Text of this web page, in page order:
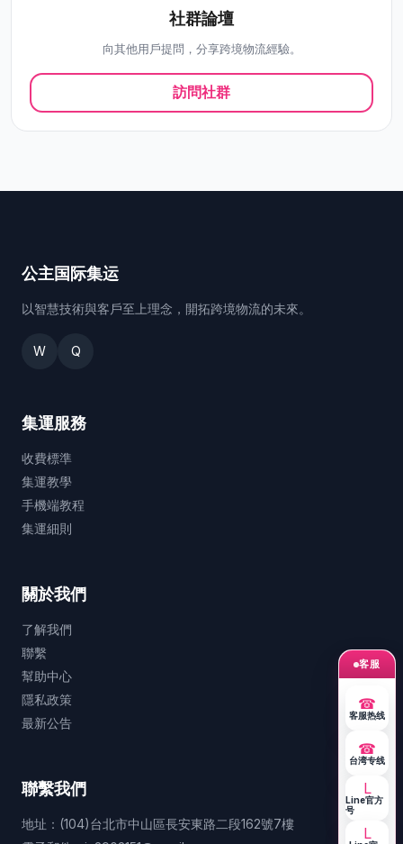
社群論壇
向其他用戶提問，分享跨境物流經驗。
訪問社群
公主国际集运
以智慧技術與客戶至上理念，開拓跨境物流的未來。
W Q
集運服務
收費標準
集運教學
手機端教程
集運細則
關於我們
了解我們
聯繫
幫助中心
隱私政策
最新公告
聯繫我們
地址：(104)台北市中山區長安東路二段162號7樓
客服
☎
客服热线
☎
台湾专线
L
Line官方
号
L